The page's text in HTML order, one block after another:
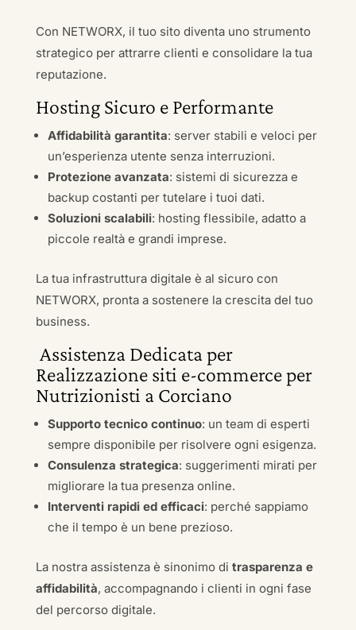
Con NETWORX, il tuo sito diventa uno strumento
strategico per attrarre clienti e consolidare la tua
reputazione.
Hosting Sicuro e Performante
Affidabilità garantita: server stabili e veloci per
un’esperienza utente senza interruzioni.
Protezione avanzata: sistemi di sicurezza e
backup costanti per tutelare i tuoi dati.
Soluzioni scalabili: hosting flessibile, adatto a
piccole realtà e grandi imprese.
La tua infrastruttura digitale è al sicuro con
NETWORX, pronta a sostenere la crescita del tuo
business.
Assistenza Dedicata per
Realizzazione siti e-commerce per
Nutrizionisti a Corciano
Supporto tecnico continuo: un team di esperti
sempre disponibile per risolvere ogni esigenza.
Consulenza strategica: suggerimenti mirati per
migliorare la tua presenza online.
Interventi rapidi ed efficaci: perché sappiamo
che il tempo è un bene prezioso.
La nostra assistenza è sinonimo di trasparenza e
affidabilità, accompagnando i clienti in ogni fase
del percorso digitale.